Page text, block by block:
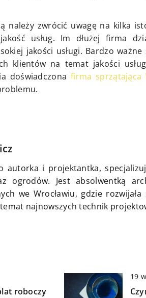
należy zwrócić uwagę na kilka
usług. Im dłużej firma
jakości usługi. Bardzo
klientów na temat jakości
doświadczona firma sprzątająca
autorka i projektantka,
ogrodów. Jest absolwentką
we Wrocławiu, gdzie
najnowszych technik
roboczy
19